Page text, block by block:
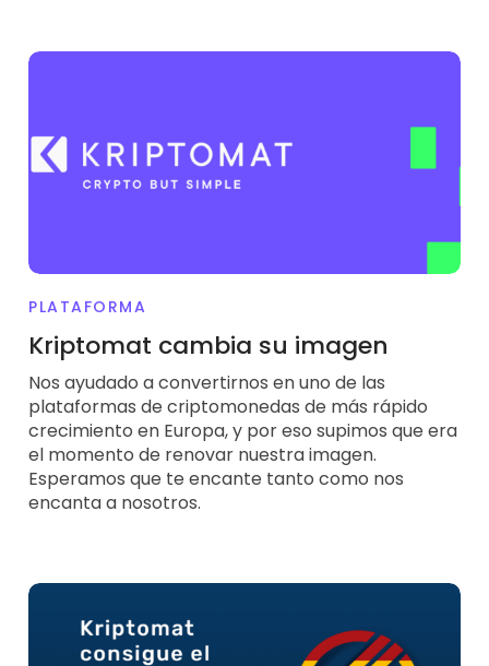
PLATAFORMA
Kriptomat cambia su imagen
Nos ayudado a convertirnos en uno de las
plataformas de criptomonedas de más rápido
crecimiento en Europa, y por eso supimos que era
el momento de renovar nuestra imagen.
Esperamos que te encante tanto como nos
encanta a nosotros.